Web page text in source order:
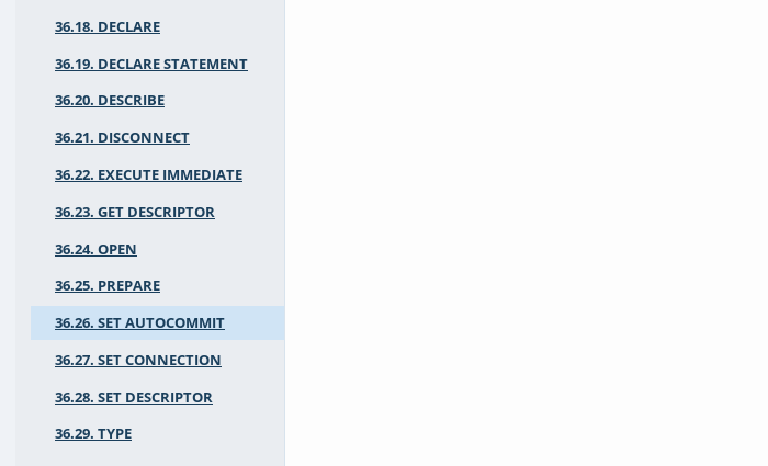
36.18. DECLARE
36.19. DECLARE STATEMENT
36.20. DESCRIBE
36.21. DISCONNECT
36.22. EXECUTE IMMEDIATE
36.23. GET DESCRIPTOR
36.24. OPEN
36.25. PREPARE
36.26. SET AUTOCOMMIT
36.27. SET CONNECTION
36.28. SET DESCRIPTOR
36.29. TYPE